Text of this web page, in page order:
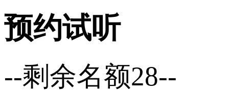
预约试听
--剩余名额28--